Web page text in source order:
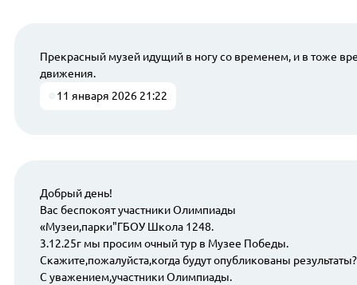
Прекрасный музей идущий в ногу со временем, и в тоже
движения.
11 января 2026 21:22
Добрый день!
Вас беспокоят участники Олимпиады
«Музеи,парки"ГБОУ Школа 1248.
3.12.25г мы просим очный тур в Музее Победы.
Скажите,пожалуйста,когда будут опубликованы результаты?
С уважением,участники Олимпиады.